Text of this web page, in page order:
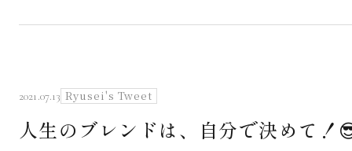
さえぐさ日誌
映像庫
2021.07.13 Ryusei's Tweet
人生のブレンドは、自分で決めて！